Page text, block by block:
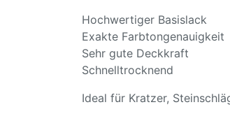
Hochwertiger Basislack
Exakte Farbtongenauigkeit
Sehr gute Deckkraft
Schnelltrocknend
Ideal für Kratzer,